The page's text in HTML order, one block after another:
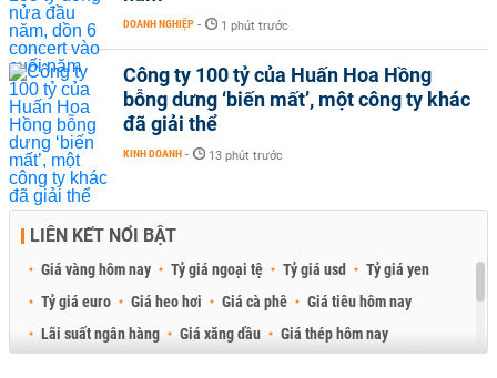
DOANH NGHIỆP - 1 phút trước
Công ty 100 tỷ của Huấn Hoa Hồng
bỗng dưng ‘biến mất’, một công ty khác
đã giải thể
KINH DOANH - 13 phút trước
LIÊN KẾT NỔI BẬT
Giá vàng hôm nay Tỷ giá ngoại tệ Tỷ giá usd
Tỷ giá yen
Tỷ giá euro
Giá heo hơi Giá cà phê
Giá tiêu hôm nay
Lãi suất ngân hàng
Giá xăng dầu
Giá thép hôm nay